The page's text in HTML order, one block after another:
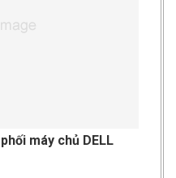
máy chủ DELL